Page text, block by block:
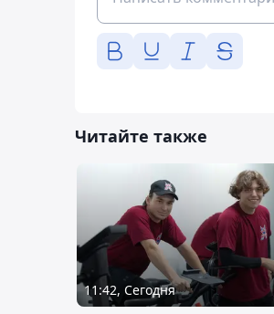
Читайте также
11:42, Сегодня